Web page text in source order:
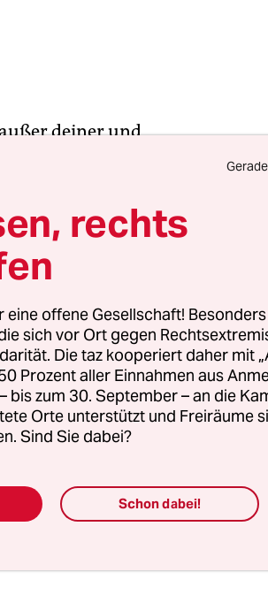
deiner und
und abermillionen
würde ich der
morgen wie der
für den Prospekt
gibt ihrer
wenn auch eher
tulpenhohe
Käfer betrachten;
aufgerissenem Maul
wie Flügel
Raumwelten gleiten.
rechts
offene Gesellschaft!
sich vor Ort gegen
Die taz kooperiert daher mit
Prozent aller Einnahmen aus
bis zum 30. September – an die
Orte unterstützt und Freiräume
Sind Sie dabei?
Schon dabei!